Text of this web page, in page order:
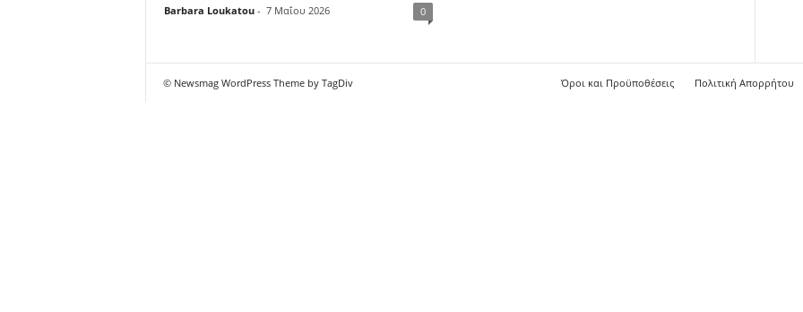
Barbara Loukatou - 7 Μαΐου 2026 0
Όροι και Προϋποθέσεις Πολιτική Απορρήτου
© Newsmag WordPress Theme by TagDiv